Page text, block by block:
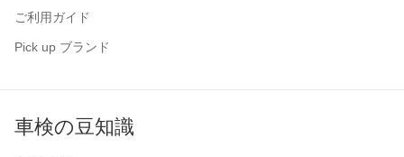
ご利用ガイド
Pick up ブランド
車検の豆知識